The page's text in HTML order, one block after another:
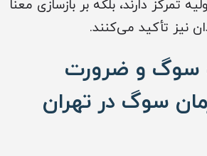
تمرکز دارند، بلکه بر بازسازی معنا
نیز تأکید می‌کنند.
سوگ و ضرورت
سوگ در تهران